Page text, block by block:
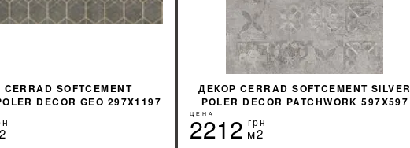
SOFTCEMENT
DECOR GEO 297X1197
ДЕКОР CERRAD SOFTCEMENT SILVER
POLER DECOR PATCHWORK 597X597
ЦЕНА
2212 грн
м2